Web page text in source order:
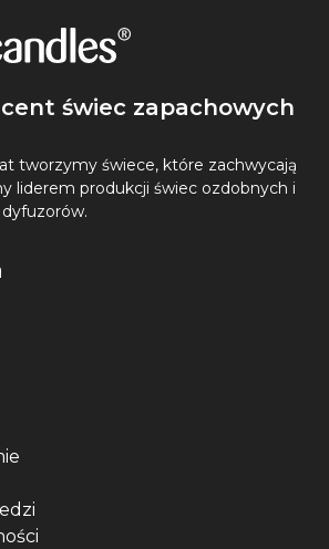
świec zapachowych
tworzymy świece, które zachwycają
liderem produkcji świec ozdobnych i